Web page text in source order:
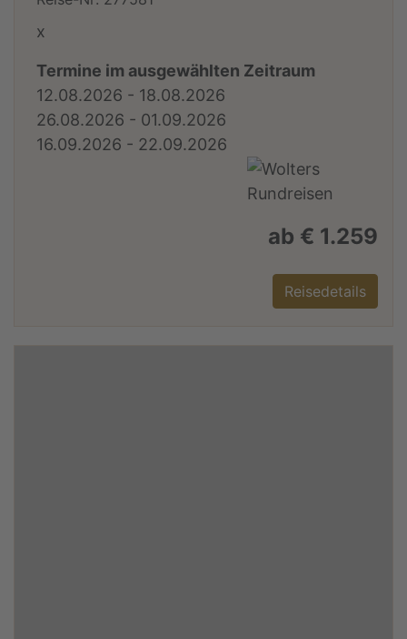
x
Termine im ausgewählten Zeitraum
12.08.2026 - 18.08.2026
26.08.2026 - 01.09.2026
16.09.2026 - 22.09.2026
ab € 1.259
Reisedetails